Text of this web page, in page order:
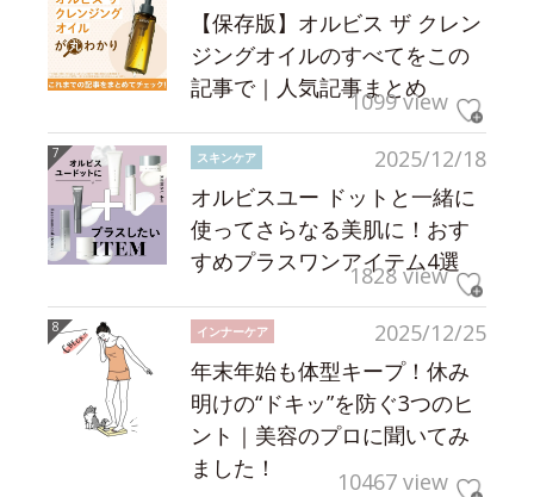
【保存版】オルビス ザ クレン
ジングオイルのすべてをこの
記事で｜人気記事まとめ
1099 view
2025/12/18
スキンケア
オルビスユー ドットと一緒に
使ってさらなる美肌に！おす
すめプラスワンアイテム4選
1828 view
2025/12/25
インナーケア
年末年始も体型キープ！休み
明けの“ドキッ”を防ぐ3つのヒ
ント｜美容のプロに聞いてみ
ました！
10467 view